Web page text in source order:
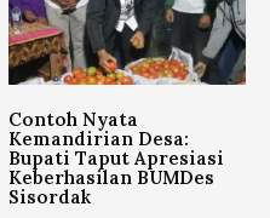
Contoh Nyata
Kemandirian Desa:
Bupati Taput Apresiasi
Keberhasilan BUMDes
Sisordak